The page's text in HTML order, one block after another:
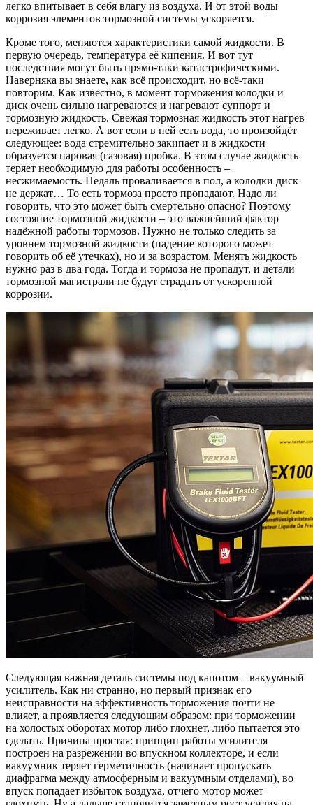
легко впитывает в себя влагу из воздуха. И от этой воды
коррозия элементов тормозной системы ускоряется.
Кроме того, меняются характеристики самой жидкости. В
первую очередь, температура её кипения. И вот тут
последствия могут быть прямо-таки катастрофическими.
Наверняка вы знаете, как всё происходит, но всё-таки
повторим. Как известно, в момент торможения колодки и
диск очень сильно нагреваются и нагревают суппорт и
тормозную жидкость. Свежая тормозная жидкость этот нагрев
переживает легко. А вот если в ней есть вода, то произойдёт
следующее: вода стремительно закипает и в жидкости
образуется паровая (газовая) пробка. В этом случае жидкость
теряет необходимую для работы особенность –
несжимаемость. Педаль проваливается в пол, а колодки диск
не держат… То есть тормоза просто пропадают. Надо ли
говорить, что это может быть смертельно опасно? Поэтому
состояние тормозной жидкости – это важнейший фактор
надёжной работы тормозов. Нужно не только следить за
уровнем тормозной жидкости (падение которого может
говорить об её утечках), но и за возрастом. Менять жидкость
нужно раз в два года. Тогда и тормоза не пропадут, и детали
тормозной магистрали не будут страдать от ускоренной
коррозии.
Следующая важная деталь системы под капотом – вакуумный
усилитель. Как ни странно, но первый признак его
неисправности на эффективность торможения почти не
влияет, а проявляется следующим образом: при торможении
на холостых оборотах мотор либо глохнет, либо пытается это
сделать. Причина простая: принцип работы усилителя
построен на разрежении во впускном коллекторе, и если
вакуумник теряет герметичность (начинает пропускать
диафрагма между атмосферным и вакуумным отделами), во
впуск попадает избыток воздуха, отчего мотор может